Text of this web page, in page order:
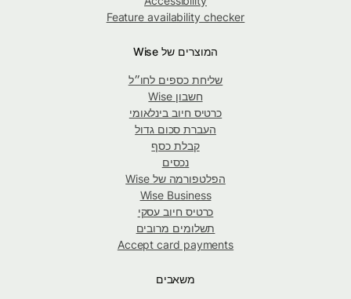
Feature availability checker
המוצרים של Wise
שליחת כספים לחו״ל
חשבון Wise
כרטיס חיוב בינלאומי
העברת סכום גדול
קבלת כסף
נכסים
הפלטפורמה של Wise
Wise Business
כרטיס חיוב עסקי
תשלומים מרובים
Accept card payments
משאבים